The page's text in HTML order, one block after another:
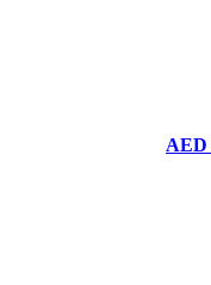
AED